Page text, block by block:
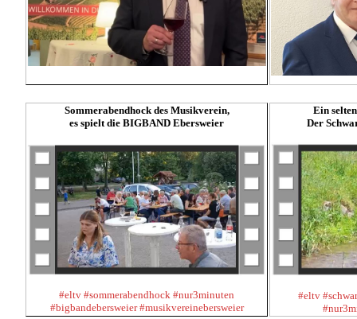
Sommerabendhock des Musikverein,
es spielt die BIGBAND Ebersweier
#eltv #sommerabendhock #nur3minuten
#bigbandebersweier #musikvereinebersweier
Ein
Der
#eltv